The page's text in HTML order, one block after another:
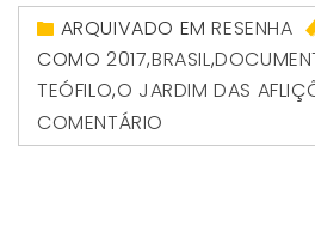
ARQUIVADO EMRESENHA
COMO 2017,BRASIL,
TEÓFILO,O JARDIM DAS
COMENTÁRIO